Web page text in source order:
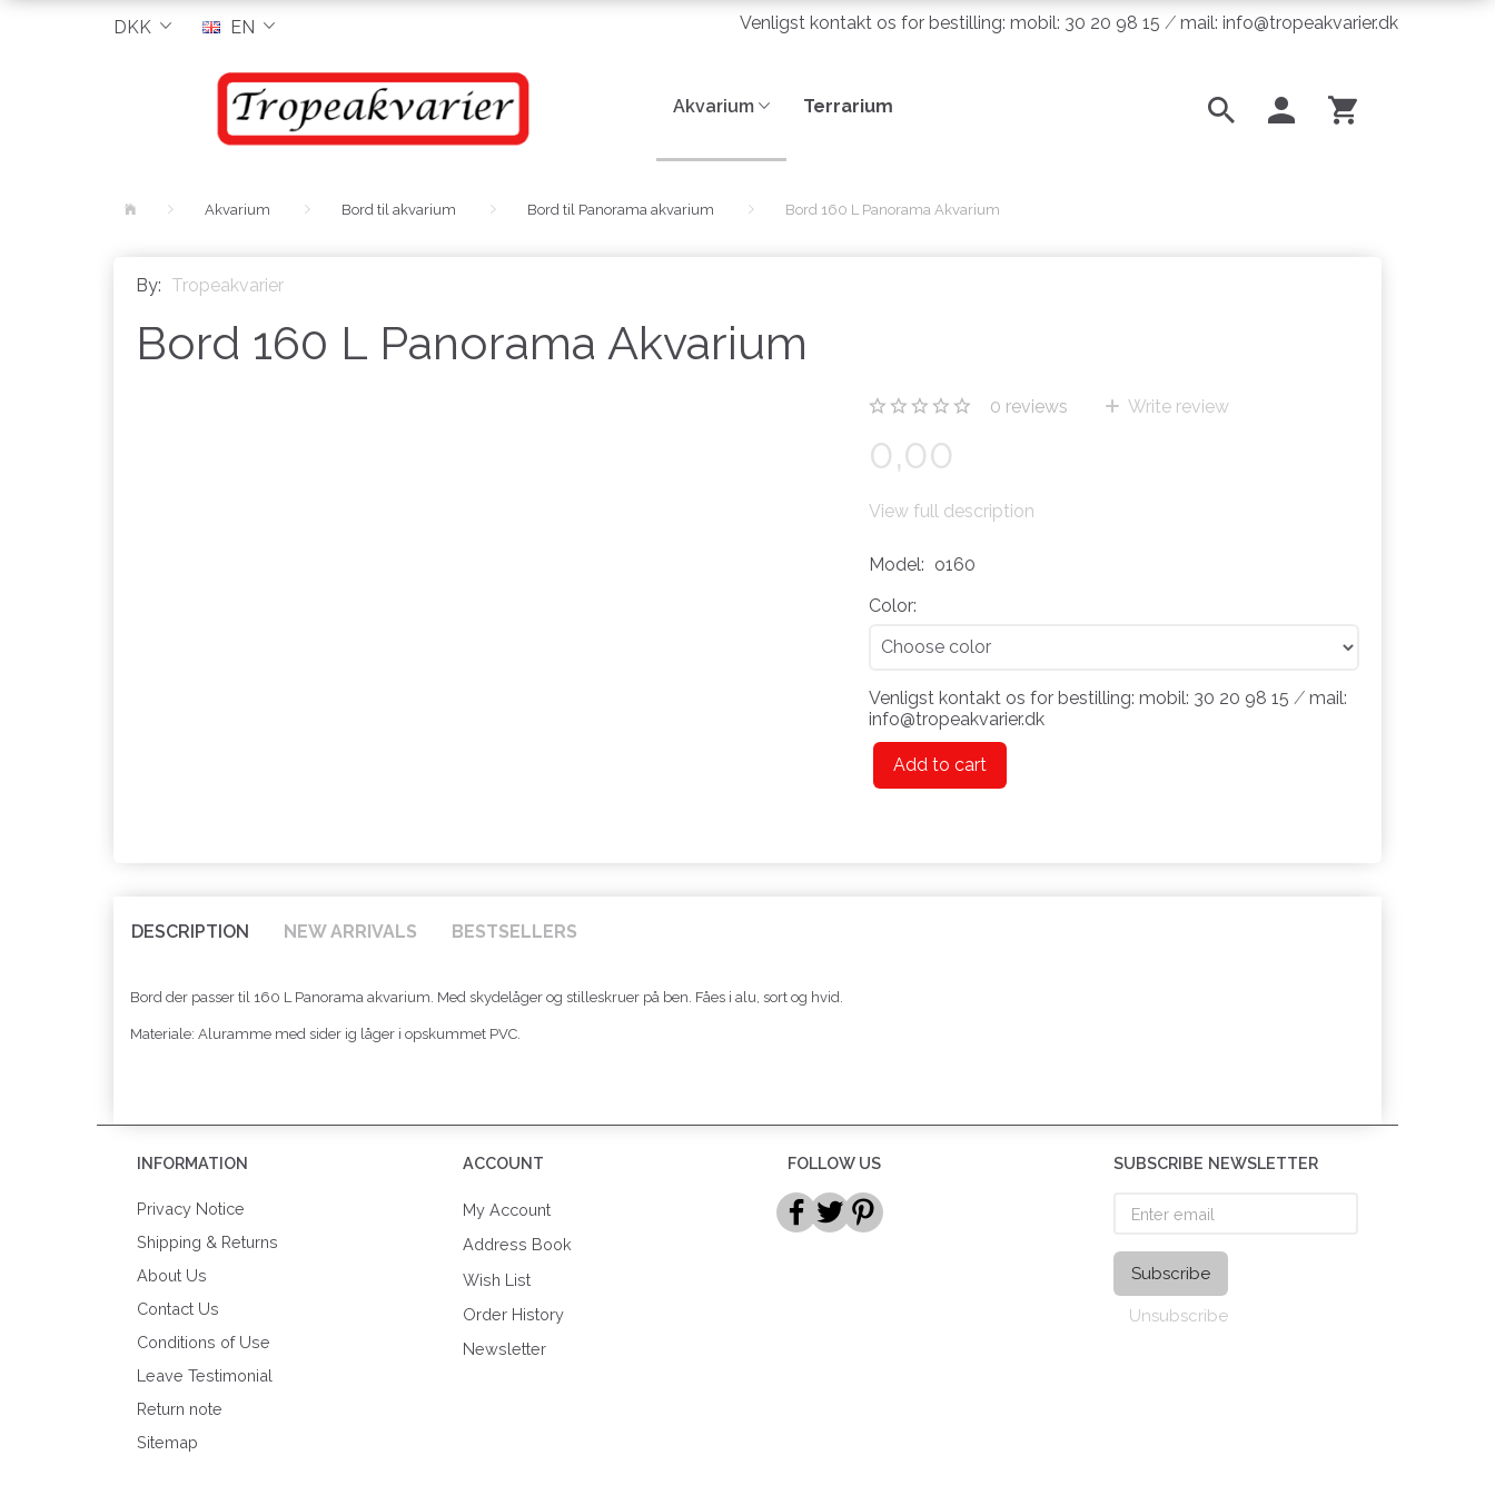
DKK EN Venligst kontakt os for bestilling: mobil: 30 20 98 15 ⁄ mail: info@tropeakvarier.dk
Akvarium Terrarium
Akvarium Bord til akvarium Bord til Panorama akvarium Bord 160 L Panorama Akvarium
By: Tropeakvarier
Bord 160 L Panorama Akvarium
0 reviews Write review
0,00
View full description
Model: o160
Color:
Venligst kontakt os for bestilling: mobil: 30 20 98 15 ⁄ mail:
info@tropeakvarier.dk
Add to cart
DESCRIPTION NEW ARRIVALS BESTSELLERS
Bord der passer til 160 L Panorama akvarium. Med skydelåger og stilleskruer på ben. Fåes i alu, sort og hvid.
Materiale: Aluramme med sider ig låger i opskummet PVC.
INFORMATION
Privacy Notice
Shipping & Returns
About Us
Contact Us
Conditions of Use
Leave Testimonial
Return note
Sitemap
ACCOUNT
My Account
Address Book
Wish List
Order History
Newsletter
FOLLOW US SUBSCRIBE NEWSLETTER
email
Subscribe
Unsubscribe